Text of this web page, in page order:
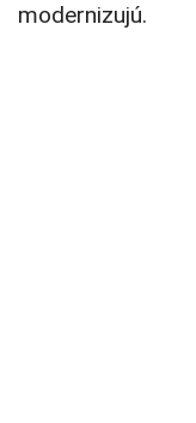
modernizujú.